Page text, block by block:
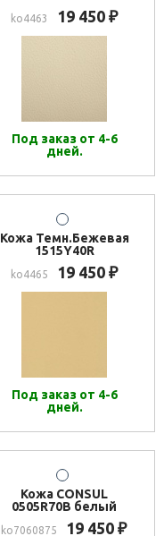
ko4463 19 450 ₽
Под заказ от 4-6
дней.
Кожа Темн.Бежевая
1515Y40R
ko4465 19 450 ₽
Под заказ от 4-6
дней.
Кожа CONSUL
0505R70B белый
ko7060875 19 450 ₽